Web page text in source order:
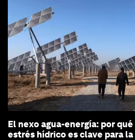
El nexo agua-energía: por
estrés hídrico es clave para